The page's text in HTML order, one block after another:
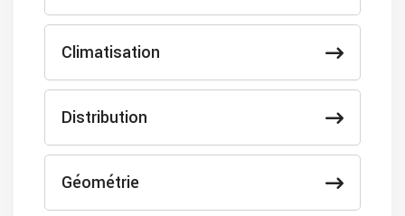
Climatisation
Distribution
Géométrie